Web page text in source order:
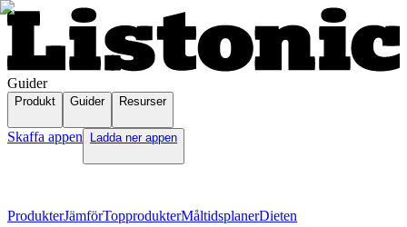
Guider
Produkt Guider Resurser
Skaffa appen Ladda ner appen
ProdukterJämförTopprodukterMåltidsplanerDieten